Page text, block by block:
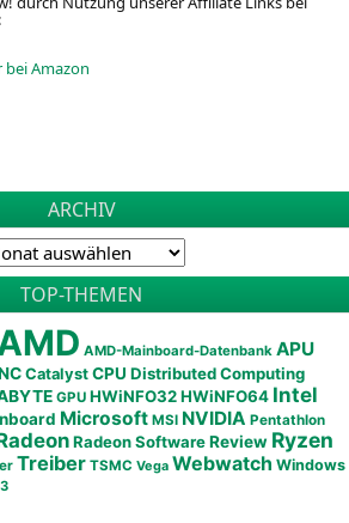
Amazon
ARCHIV
TOP-THEMEN
AMD-Mainboard-Datenbank APU
Catalyst CPU Distributed Computing
GPU HWiNFO32HWiNFO64 Intel
Microsoft MSI NVIDIA Pentathlon
Radeon SoftwareReview Ryzen
Treiber TSMC Vega Webwatch Windows